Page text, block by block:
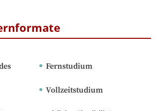
Fernstudium
Vollzeitstudium